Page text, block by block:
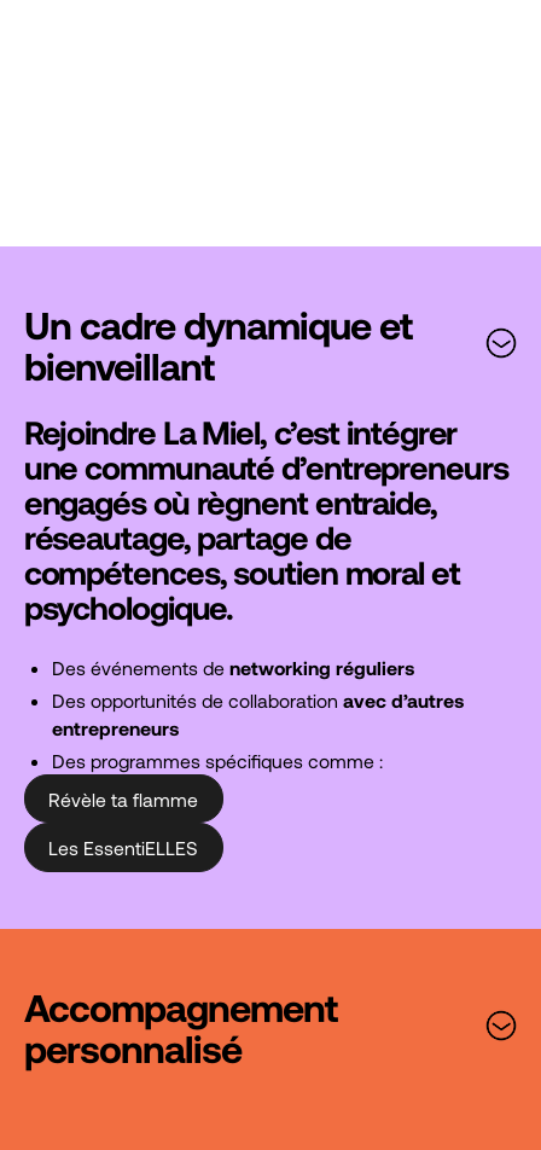
besoins
technologiques (ex : IA)
Rendez-vous mensuels avec des experts
spécialisés (juridique, comptabilité, financement...)
Un cadre dynamique et
bienveillant
Rejoindre La Miel, c’est intégrer
une communauté d’entrepreneurs
engagés où règnent entraide,
réseautage, partage de
compétences, soutien moral et
psychologique.
Des événements denetworking réguliers
Des opportunités de collaborationavec d’autres
entrepreneurs
Des programmes spécifiques comme :
Révèle ta flamme
Les EssentiELLES
Accompagnement
personnalisé